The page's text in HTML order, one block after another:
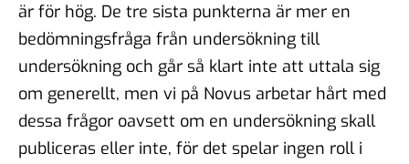
är för hög. De tre sista punkterna är mer en
bedömningsfråga från undersökning till
undersökning och går så klart inte att uttala sig
om generellt, men vi på Novus arbetar hårt med
dessa frågor oavsett om en undersökning skall
publiceras eller inte, för det spelar ingen roll i